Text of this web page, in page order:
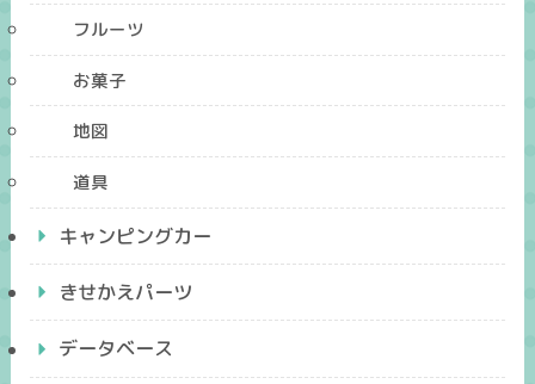
フルーツ
お菓子
地図
道具
キャンピングカー
きせかえパーツ
データベース